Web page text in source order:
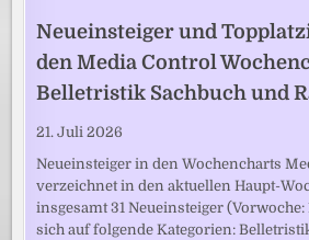
Neueinsteiger und
den Media Control
Belletristik Sachbuch und
21. Juli 2026
Neueinsteiger in den Wochencharts
verzeichnet in den aktuellen Haupt-
insgesamt 31 Neueinsteiger (Vorwoche:
sich auf folgende Kategorien: